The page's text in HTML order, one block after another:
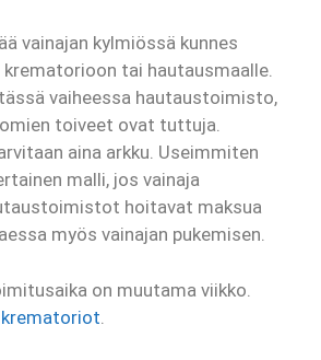
vainajan kylmiössä kunnes
krematorioon tai hautausmaalle.
vaiheessa hautaustoimisto,
toiveet ovat tuttuja.
aina arkku. Useimmiten
malli, jos vainaja
hoitavat maksua
myös vainajan pukemisen.
on muutama viikko.
krematoriot